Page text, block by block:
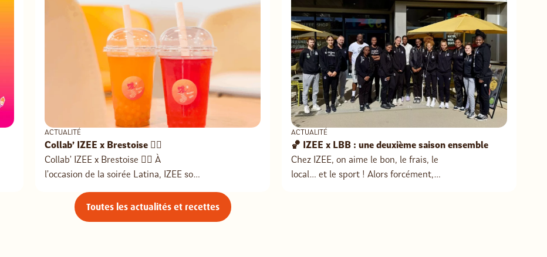
ACTUALITÉ
Collab’ IZEE x Brestoise ❤️‍🔥
Collab’ IZEE x Brestoise ❤️‍🔥 À
l’occasion de la soirée Latina, IZEE sort
Bubble Tea en édition limitée !! 🧋 •
𝗕𝘂𝗯𝗯𝗹𝗲 𝗧𝗲𝗮 𝗠𝗲𝘅𝗶𝗰𝗼 (sirop & billes
ACTUALITÉ
🏀 IZEE x LBB : une deuxième saison ensemble
Chez IZEE, on aime le bon, le frais, le
local… et le sport ! Alors forcément,
Toutes les actualités et recettes